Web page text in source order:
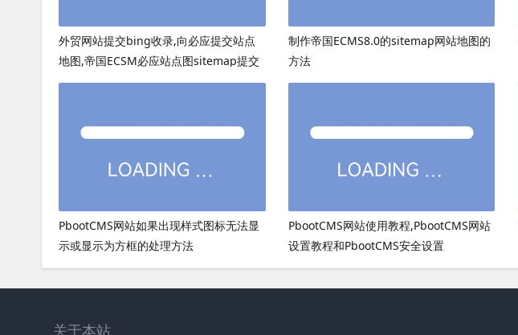
外贸网站提交bing收录,向必应提交站点
地图,帝国ECSM必应站点图sitemap提交
制作帝国ECMS8.0的sitemap网站地图的
方法
PbootCMS网站如果出现样式图标无法显
示或显示为方框的处理方法
PbootCMS网站使用教程,PbootCMS网站
设置教程和PbootCMS安全设置
关于本站